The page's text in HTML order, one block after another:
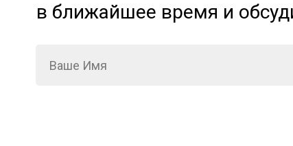
в ближайшее время и